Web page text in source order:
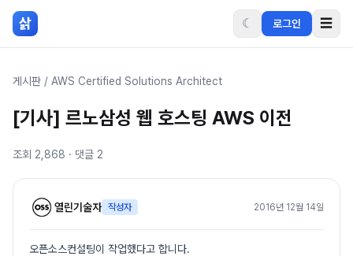
본문 바로가기
삵 ☾ 로그인 ☰
게시판 / AWS Certified Solutions Architect
[기사] 르노삼성 웹 호스팅 AWS 이전
조회 2,868 · 댓글 2
열린기술자 작성자 2016년 12월 14일
오픈소스컨설팅이 작업했다고 합니다.